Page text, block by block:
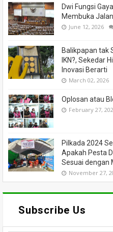
Dwi Fungsi
Membuka
June 12, 2026
Balikpapan tak
IKN?, Sekedar
Inovasi Berarti
March 02, 2026
Oplosan atau
February 27,
Pilkada 2024
Apakah Pesta
Sesuai dengan
November 27,
Subscribe Us